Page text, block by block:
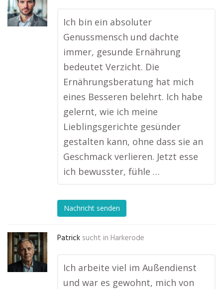
Ich bin ein absoluter
Genussmensch und dachte
immer, gesunde Ernährung
bedeutet Verzicht. Die
Ernährungsberatung hat mich
eines Besseren belehrt. Ich habe
gelernt, wie ich meine
Lieblingsgerichte gesünder
gestalten kann, ohne dass sie an
Geschmack verlieren. Jetzt esse
ich bewusster, fühle …
Nachricht senden
Patrick sucht in Harkerode
Ich arbeite viel im Außendienst
und war es gewohnt, mich von